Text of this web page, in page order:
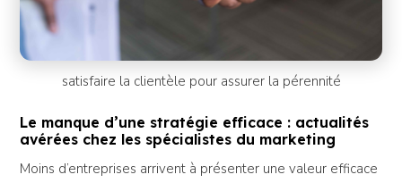
satisfaire la clientèle pour assurer la pérennité
Le manque d’une stratégie efficace : actualités
avérées chez les spécialistes du marketing
Moins d’entreprises arrivent à présenter une valeur efficace